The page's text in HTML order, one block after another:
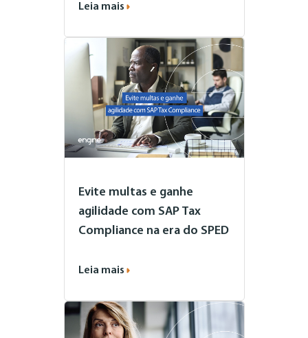
Leia mais
Evite multas e ganhe
agilidade com SAP Tax
Compliance na era do SPED
Leia mais